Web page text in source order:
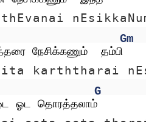
Gm
நேசிக்கணும்  தம்பி
karththarai
G
ஓட தொரத்தலாம்